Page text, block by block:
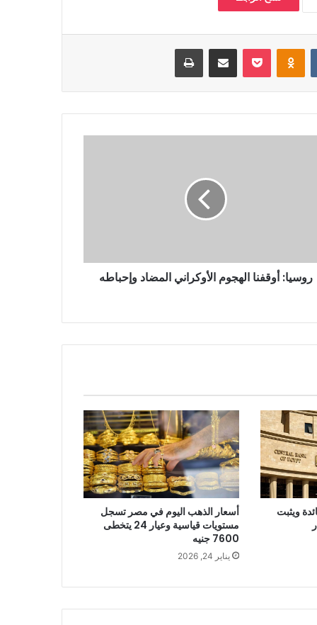
بوكيت
روسيا: أوقفنا الهجوم الأوكراني المضاد وإحباطه
ويثبت
أسعار الذهب اليوم في مصر تسجل
مستويات قياسية وعيار 24 يتخطى
7600 جنيه
يناير 24, 2026